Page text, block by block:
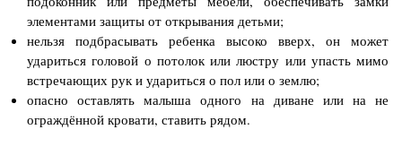
элементами защиты от открывания детьми;
нельзя подбрасывать ребенка высоко вверх, он может
удариться головой о потолок или люстру или упасть мимо
встречающих рук и удариться о пол или о землю;
опасно оставлять малыша одного на диване или на не
ограждённой кровати, ставить рядом.